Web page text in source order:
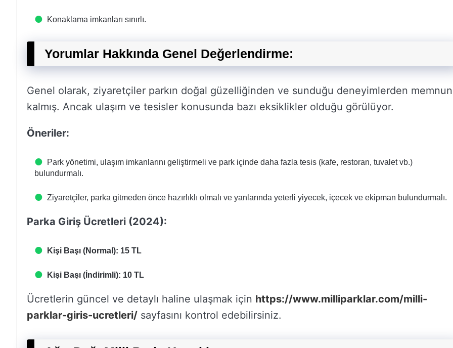
Konaklama imkanları sınırlı.
Yorumlar Hakkında Genel Değerlendirme:
Genel olarak, ziyaretçiler parkın doğal güzelliğinden ve sunduğu deneyimlerden memnun
kalmış. Ancak ulaşım ve tesisler konusunda bazı eksiklikler olduğu görülüyor.
Öneriler:
Park yönetimi, ulaşım imkanlarını geliştirmeli ve park içinde daha fazla tesis (kafe, restoran, tuvalet vb.)
bulundurmalı.
Ziyaretçiler, parka gitmeden önce hazırlıklı olmalı ve yanlarında yeterli yiyecek, içecek ve ekipman bulundurmalı.
Parka Giriş Ücretleri (2024):
Kişi Başı (Normal): 15 TL
Kişi Başı (İndirimli): 10 TL
Ücretlerin güncel ve detaylı haline ulaşmak için https://www.milliparklar.com/milli-
parklar-giris-ucretleri/ sayfasını kontrol edebilirsiniz.